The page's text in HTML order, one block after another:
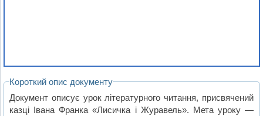
Короткий опис документу
Документ описує урок літературного читання, присвячений
казці Івана Франка «Лисичка і Журавель». Мета уроку —